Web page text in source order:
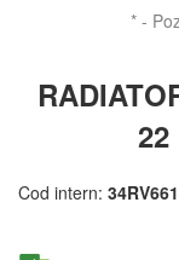
* -
22
Cod intern: